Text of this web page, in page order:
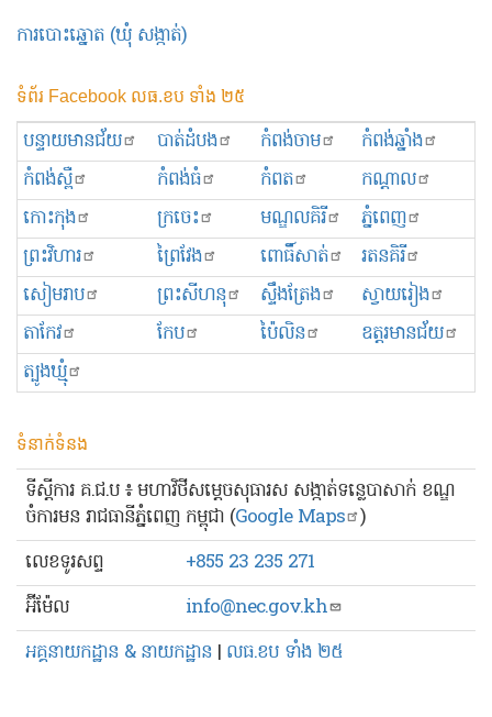
ការបោះឆ្នោត (ឃុំ សង្កាត់)
ទំព័រ Facebook លធ.ខប ទាំង ២៥
បន្ទាយមានជ័យ បាត់ដំបង កំពង់ចាម
កំពង់ឆ្នាំង
កំពង់ស្ពឺ
កំពង់ធំ កំពត
កណ្ដាល
កោះកុង
ក្រចេះ មណ្ឌលគិរី
ភ្នំពេញ
ព្រះ​វិហារ
ព្រៃវែង ពោធិ៍សាត់
រតនគិរី
សៀមរាប
ព្រះសីហនុ ស្ទឹងត្រែង
ស្វាយរៀង
តាកែវ
កែប ប៉ៃលិន
ឧត្ដរមានជ័យ
ត្បូងឃ្មុំ
ទំនាក់ទំនង
ទីស្ដីការ គ.ជ.ប ៖ មហាវិថីសម្ដេចសុធារស សង្កាត់ទន្លេបាសាក់ ខណ្ឌ
ចំការមន រាជធានីភ្នំពេញ កម្ពុជា (Google Maps )
លេខ​ទូរសព្ទ
+855 23 235 271
អ៊ីម៉ែល
info@nec.gov.kh
អគ្គនាយកដ្ឋាន & នាយកដ្ឋាន | លធ.ខប ទាំង ២៥